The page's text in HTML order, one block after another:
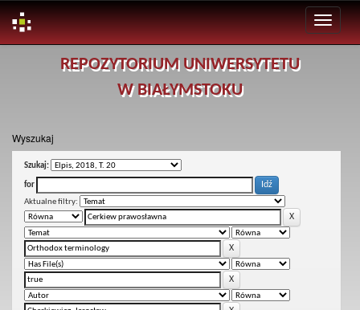
REPOZYTORIUM UNIWERSYTETU
W BIAŁYMSTOKU
Wyszukaj
Szukaj:
for
Aktualne filtry: